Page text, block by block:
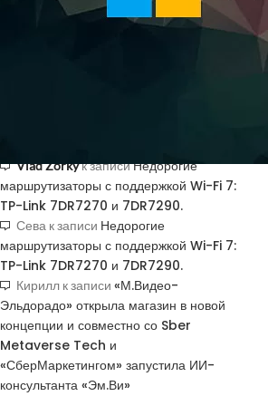
Получить код подтверждения
Купить токены для получения кодов
Vlad Zorkyк записиНедорогие
маршрутизаторы с поддержкой Wi-Fi 7:
TP-Link 7DR7270 и 7DR7290.
Сева к записи Недорогие
маршрутизаторы с поддержкой Wi-Fi 7:
TP-Link 7DR7270 и 7DR7290.
Кирилл к записи «М.Видео-
Эльдорадо» открыла магазин в новой
концепции и совместно со Sber
Metaverse Tech и
«СберМаркетингом» запустила ИИ-
консультанта «Эм.Ви»